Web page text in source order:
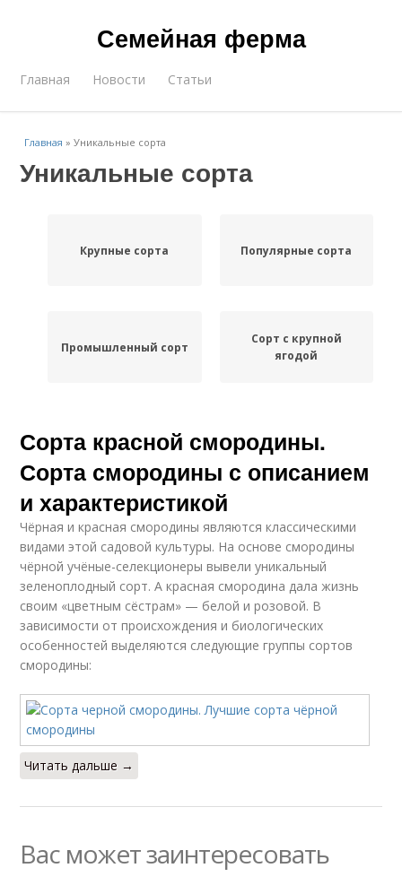
Семейная ферма
Главная Новости Статьи
Главная »Уникальные сорта
Уникальные сорта
Крупные сорта Популярные сорта
Промышленный сорт
Сорт с крупной
ягодой
Сорта красной смородины.
Сорта смородины с описанием
и характеристикой
Чёрная и красная смородины являются классическими
видами этой садовой культуры. На основе смородины
чёрной учёные-селекционеры вывели уникальный
зеленоплодный сорт. А красная смородина дала жизнь
своим «цветным сёстрам» — белой и розовой. В
зависимости от происхождения и биологических
особенностей выделяются следующие группы сортов
смородины:
Читать дальше →
Вас может заинтересовать